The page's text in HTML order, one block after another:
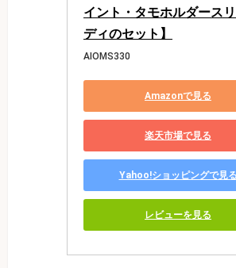
イント・タモホルダース
ディのセット】
AIOMS330
Amazonで見る
楽天市場で見る
Yahoo!ショッピングで見る
レビューを見る